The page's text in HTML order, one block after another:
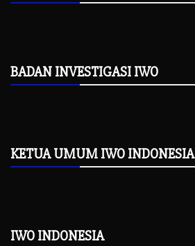
BADAN INVESTIGASI IWO
KETUA UMUM IWO INDONESIA
IWO INDONESIA